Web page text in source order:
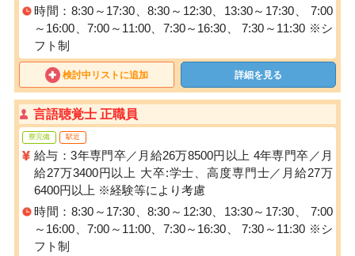
時間：8:30～17:30、8:30～12:30、13:30～17:30、 7:00
～16:00、7:00～11:00、7:30～16:30、 7:30～11:30 ※シ
フト制
検討中リストに追加 詳細を見る
言語聴覚士 正職員
寮完備 駅近
給与：3年専門卒／月給26万8500円以上 4年専門卒／月
給27万3400円以上 大卒:学士、高度専門士／月給27万
6400円以上 ※経験等により考慮
時間：8:30～17:30、8:30～12:30、13:30～17:30、 7:00
～16:00、7:00～11:00、7:30～16:30、 7:30～11:30 ※シ
フト制